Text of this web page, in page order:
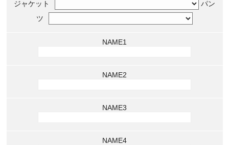
ジャケット
パン
ツ
NAME1
NAME2
NAME3
NAME4